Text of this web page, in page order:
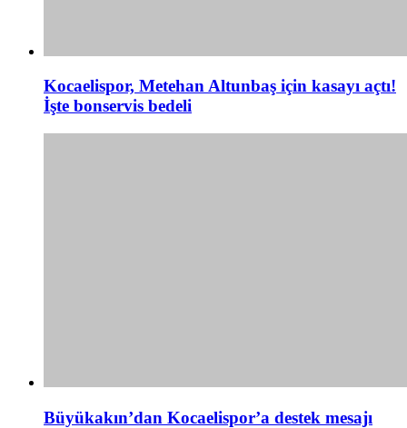
Kocaelispor, Metehan Altunbaş için kasayı açtı!
İşte bonservis bedeli
Büyükakın’dan Kocaelispor’a destek mesajı